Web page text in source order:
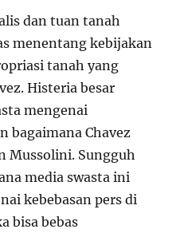
dan tuan tanah
menentang kebijakan
tanah yang
Histeria besar
mengenai
bagaimana Chavez
Mussolini. Sungguh
media swasta ini
kebebasan pers di
bisa bebas